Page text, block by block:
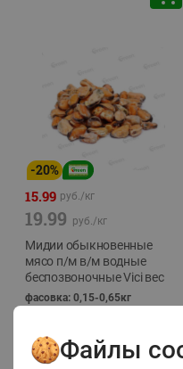
-20%
15.99 руб./кг
19.99 руб./кг
Мидии обыкновенные
мясо п/м в/м водные
беспозвоночные Vici вес
фасовка: 0,15-0,65кг
Файлы